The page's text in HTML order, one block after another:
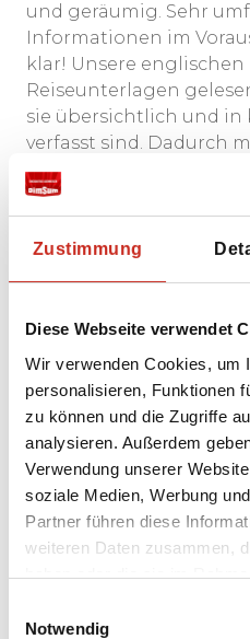
Zustimmung
Diese Webseite verwendet
Wir verwenden Cookies, um
personalisieren, Funktionen
zu können und die Zugriffe
analysieren. Außerdem
Verwendung unserer
soziale Medien, Werbung
Partner führen diese
weiteren Daten zusammen,
haben oder die sie im
Notwendig
und geräumig. Sehr
Informationen im
klar! Unsere englischen
Reiseunterlagen
sie übersichtlich und in
verfasst sind. Dadurch
Zukunft ebenfalls Sie
Anspruch nehmen.
Wir werden für
April 2024
Wir sind sehr zufrieden
DimSum!
Der Kontakt mit Héctor,
verlief gut und er
wurden freundlich vom
war sehr angenehm,
öffentlichen